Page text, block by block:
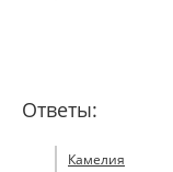
Ответы:
Камелия